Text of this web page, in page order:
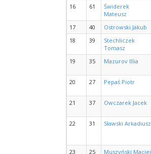
16 61
Świderek
Mateusz
17 40 Ostrowski Jakub
18
39
Stechliczek
Tomasz
19 35 Mazurov Illia
20 27 Pepaś Piotr
21 37 Owczarek Jacek
22 31 Sławski Arkadiusz
23 25 Muszyński Maciej